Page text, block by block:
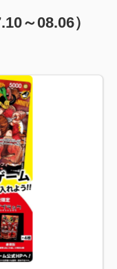
～08.06）